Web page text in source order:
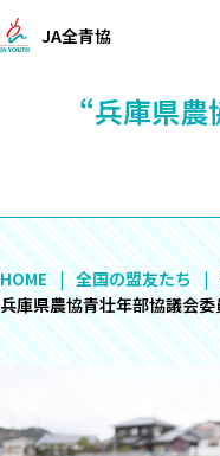
JA全青協
“兵庫県農
HOME 全国の盟友たち
兵庫県農協青壮年部協議会